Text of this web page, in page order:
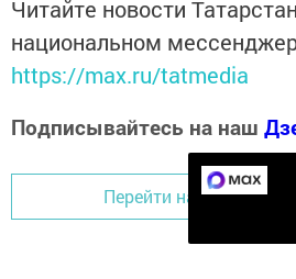
Читайте новости
национальном
https://max.ru/tatmedia
Подписывайтесь на наш
Перейти на страницу